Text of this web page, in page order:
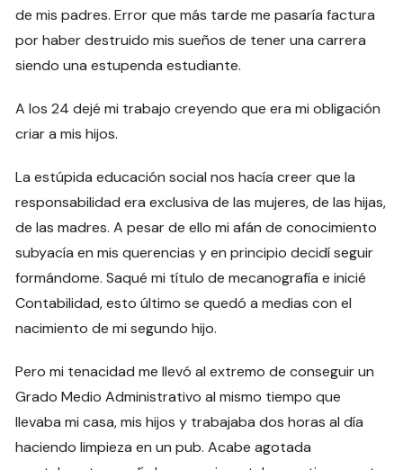
de mis padres. Error que más tarde me pasaría factura
por haber destruido mis sueños de tener una carrera
siendo una estupenda estudiante.
A los 24 dejé mi trabajo creyendo que era mi obligación
criar a mis hijos.
La estúpida educación social nos hacía creer que la
responsabilidad era exclusiva de las mujeres, de las hijas,
de las madres. A pesar de ello mi afán de conocimiento
subyacía en mis querencias y en principio decidí seguir
formándome. Saqué mi título de mecanografía e inicié
Contabilidad, esto último se quedó a medias con el
nacimiento de mi segundo hijo.
Pero mi tenacidad me llevó al extremo de conseguir un
Grado Medio Administrativo al mismo tiempo que
llevaba mi casa, mis hijos y trabajaba dos horas al día
haciendo limpieza en un pub. Acabe agotada